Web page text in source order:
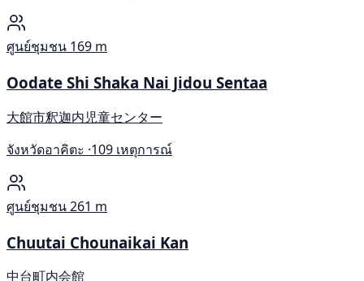
ศูนย์ชุมชน 169 m
Oodate Shi Shaka Nai Jidou Sentaa
大館市釈迦内児童センター
จังหวัดอาคิตะ ·109 เหตุการณ์
ศูนย์ชุมชน261 m
Chuutai Chounaikai Kan
中台町内会館